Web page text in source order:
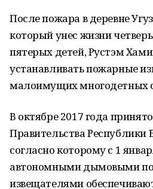
После пожара в деревне
который унес жизни
пятерых детей, Рустэм
устанавливать пожарные
малоимущих многодетных
В октябре 2017 года
Правительства Республики
согласно которому с 1
автономными дымовыми
извещателями